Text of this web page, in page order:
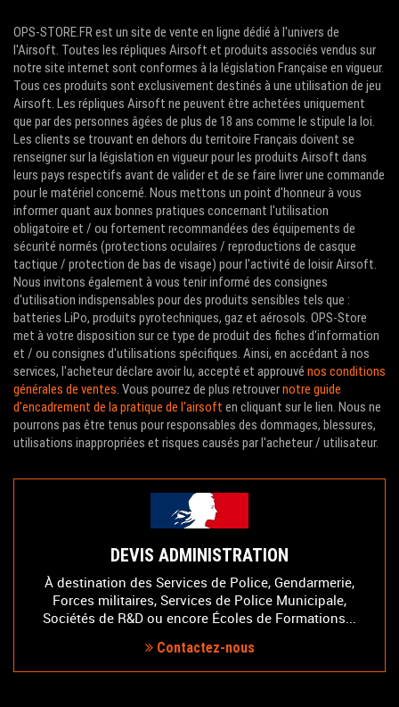
OPS-STORE.FR est un site de vente en ligne dédié à l'univers de
l'Airsoft. Toutes les répliques Airsoft et produits associés vendus sur
notre site internet sont conformes à la législation Française en vigueur.
Tous ces produits sont exclusivement destinés à une utilisation de jeu
Airsoft. Les répliques Airsoft ne peuvent être achetées uniquement
que par des personnes âgées de plus de 18 ans comme le stipule la loi.
Les clients se trouvant en dehors du territoire Français doivent se
renseigner sur la législation en vigueur pour les produits Airsoft dans
leurs pays respectifs avant de valider et de se faire livrer une commande
pour le matériel concerné. Nous mettons un point d'honneur à vous
informer quant aux bonnes pratiques concernant l'utilisation
obligatoire et / ou fortement recommandées des équipements de
sécurité normés (protections oculaires / reproductions de casque
tactique / protection de bas de visage) pour l'activité de loisir Airsoft.
Nous invitons également à vous tenir informé des consignes
d'utilisation indispensables pour des produits sensibles tels que :
batteries LiPo, produits pyrotechniques, gaz et aérosols. OPS-Store
met à votre disposition sur ce type de produit des fiches d'information
et / ou consignes d'utilisations spécifiques. Ainsi, en accédant à nos
services, l'acheteur déclare avoir lu, accepté et approuvé nos conditions
générales de ventes. Vous pourrez de plus retrouvernotre guide
d'encadrement de la pratique de l'airsoft en cliquant sur le lien. Nous ne
pourrons pas être tenus pour responsables des dommages, blessures,
utilisations inappropriées et risques causés par l'acheteur / utilisateur.
DEVIS ADMINISTRATION
À destination des Services de Police, Gendarmerie,
Forces militaires, Services de Police Municipale,
Sociétés de R&D ou encore Écoles de Formations...
Contactez-nous